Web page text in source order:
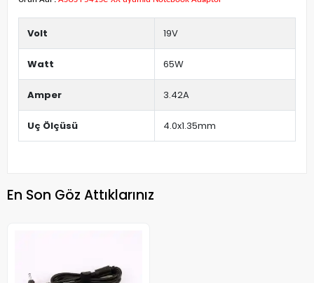
Volt 19V
Watt 65W
Amper 3.42A
Uç Ölçüsü 4.0x1.35mm
En Son Göz Attıklarınız